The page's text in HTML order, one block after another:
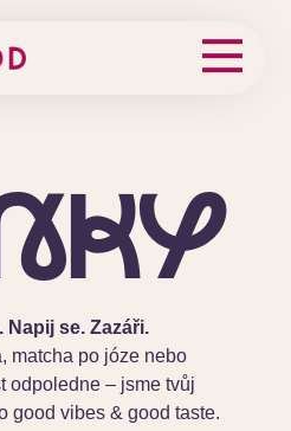
Napij se. Zazáři.
matcha po józe nebo
odpoledne – jsme tvůj
good vibes & good taste.